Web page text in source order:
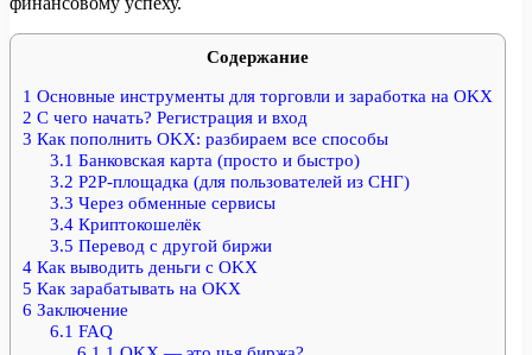
Содержание
1 Основные инструменты для торговли и заработка на OKX
2 С чего начать? Регистрация и вход
3 Как пополнить OKX: разбираем все способы
3.1 Банковская карта (просто и быстро)
3.2 P2P-площадка (для пользователей из СНГ)
3.3 Через обменные сервисы
3.4Криптокошелёк
3.5 Перевод с другой биржи
4 Как выводить деньги с OKX
5 Как зарабатывать на OKX
6 Заключение
6.1 FAQ